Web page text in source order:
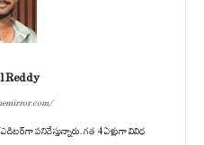
Reddy
పనిచేస్తున్నారు. గత 4 ఏళ్లుగా వివిధ